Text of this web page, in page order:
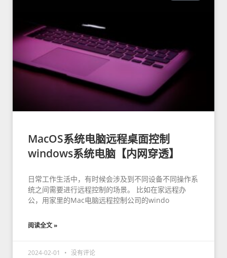
MacOS系统电脑远程桌面控制
windows系统电脑【内网穿透】
日常工作生活中，有时候会涉及到不同设备不同操作系
统之间需要进行远程控制的场景。 比如在家远程办
公，用家里的Mac电脑远程控制公司的windo
阅读全文 »
2024-02-01 没有评论